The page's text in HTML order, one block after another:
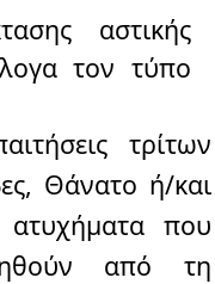
αστικής
τον τύπο
τρίτων
Θάνατο ή/και
ατυχήματα που
από τη